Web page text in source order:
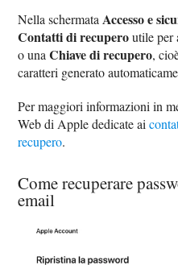
Nella schermata Accesso e
Contatti di recuperoutile per
o unaChiave di recupero,
caratteri generato
Per maggiori informazioni in
Web di Apple dedicate ai
recupero.
Come recuperare
email